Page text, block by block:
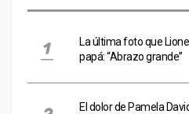
La última foto que
papá: “Abrazo grande”
El dolor de Pamela